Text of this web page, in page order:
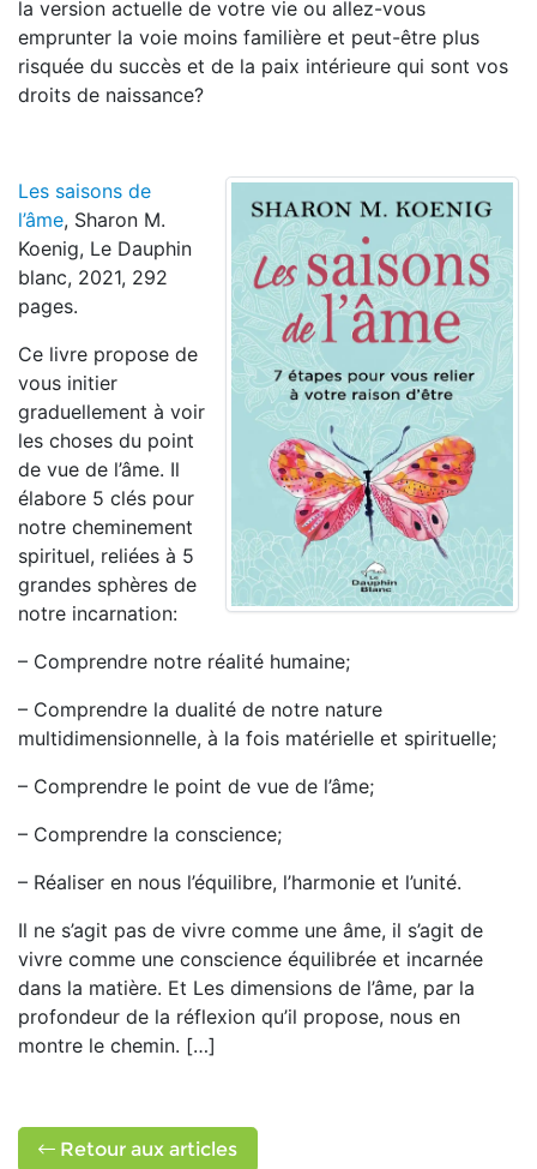
la version actuelle de votre vie ou allez-vous
emprunter la voie moins familière et peut-être plus
risquée du succès et de la paix intérieure qui sont vos
droits de naissance?
Les saisons de
l’âme, Sharon M.
Koenig, Le Dauphin
blanc, 2021, 292
pages.
Ce livre propose de
vous initier
graduellement à voir
les choses du point
de vue de l’âme. Il
élabore 5 clés pour
notre cheminement
spirituel, reliées à 5
grandes sphères de
notre incarnation:
– Comprendre notre réalité humaine;
– Comprendre la dualité de notre nature
multidimensionnelle, à la fois matérielle et spirituelle;
– Comprendre le point de vue de l’âme;
– Comprendre la conscience;
– Réaliser en nous l’équilibre, l’harmonie et l’unité.
Il ne s’agit pas de vivre comme une âme, il s’agit de
vivre comme une conscience équilibrée et incarnée
dans la matière. Et Les dimensions de l’âme, par la
profondeur de la réflexion qu’il propose, nous en
montre le chemin. […]
Retour aux articles